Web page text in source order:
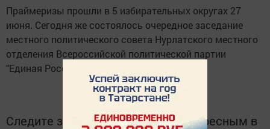
Праймеризы прошли в 5 избирательных округах 27
июня. Сегодня же состоялось очередное заседание
местного политического совета Нурлатского местного
отделения Всероссийской политической партии
"Единая Россия».
Следите за самым важным и интересным в